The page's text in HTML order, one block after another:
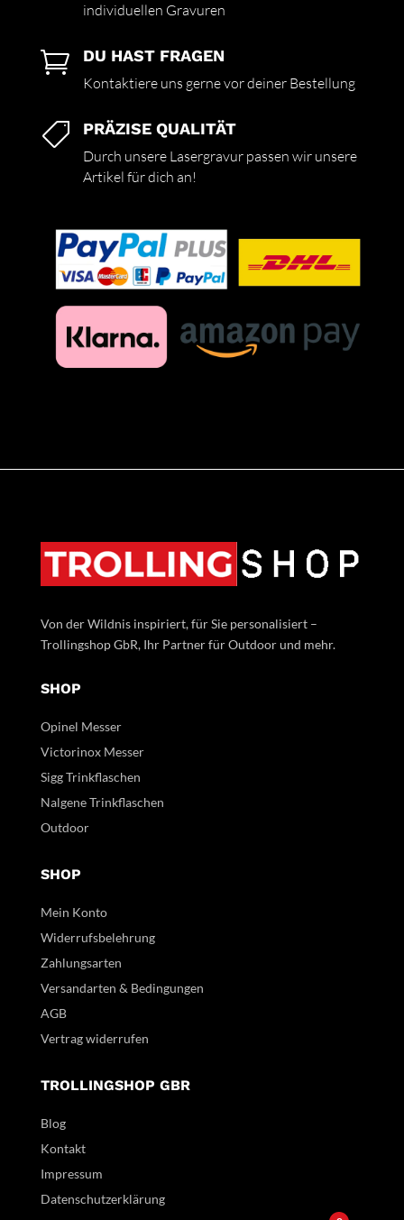
individuellen Gravuren
 DU HAST FRAGEN
Kontaktiere uns gerne vor deiner Bestellung
 PRÄZISE QUALITÄT
Durch unsere Lasergravur passen wir unsere
Artikel für dich an!
Von der Wildnis inspiriert, für Sie personalisiert –
Trollingshop GbR, Ihr Partner für Outdoor und mehr.
SHOP
Opinel Messer
Victorinox Messer
Sigg Trinkflaschen
Nalgene Trinkflaschen
Outdoor
SHOP
Mein Konto
Widerrufsbelehrung
Zahlungsarten
Versandarten & Bedingungen
AGB
Vertrag widerrufen
TROLLINGSHOP GBR
Blog
Kontakt
Impressum
Datenschutzerklärung